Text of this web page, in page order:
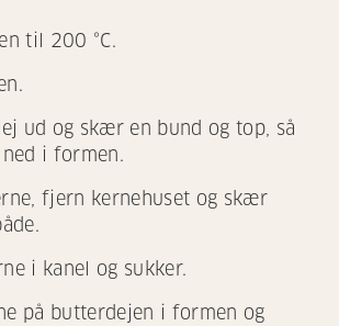
til 200 °C.
ud og skær en bund og top, så
i formen.
fjern kernehuset og skær
i kanel og sukker.
på butterdejen i formen og